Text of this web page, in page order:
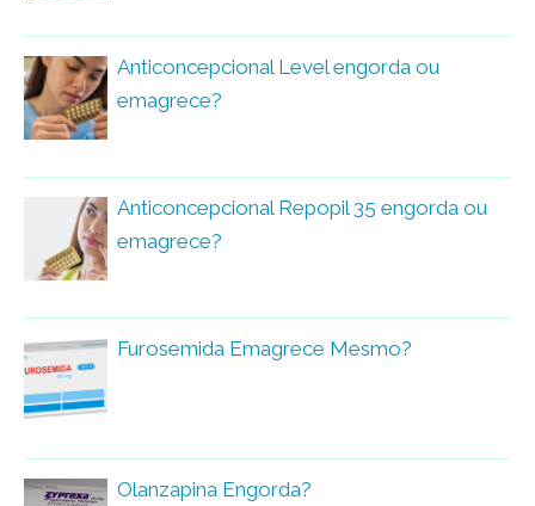
Anticoncepcional Level engorda ou
emagrece?
Anticoncepcional Repopil 35 engorda ou
emagrece?
Furosemida Emagrece Mesmo?
Olanzapina Engorda?